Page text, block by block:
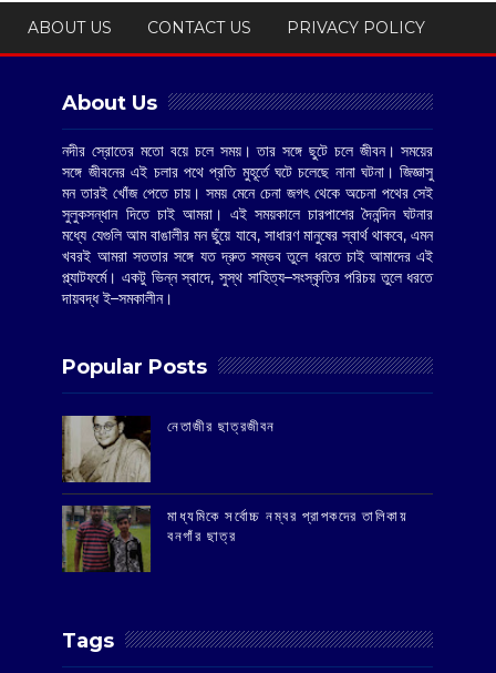
ABOUT US CONTACT US PRIVACY POLICY
About Us
নদীর স্রোতের মতো বয়ে চলে সময়। তার সঙ্গে ছুটে চলে জীবন। সময়ের
সঙ্গে জীবনের এই চলার পথে প্রতি মুহূর্তে ঘটে চলেছে নানা ঘটনা। জিজ্ঞাসু
মন তারই খোঁজ পেতে চায়। সময় মেনে চেনা জগৎ থেকে অচেনা পথের সেই
সুলুকসন্ধান দিতে চাই আমরা। এই সময়কালে চারপাশের দৈনন্দিন ঘটনার
মধ্যে যেগুলি আম বাঙালীর মন ছুঁয়ে যাবে, সাধারণ মানুষের স্বার্থ থাকবে, এমন
খবরই আমরা সততার সঙ্গে যত দ্রুত সম্ভব তুলে ধরতে চাই আমাদের এই
প্ল্যাটফর্মে। একটু ভিন্ন স্বাদে, সুস্থ সাহিত্য–সংস্কৃতির পরিচয় তুলে ধরতে
দায়বদ্ধ ই–সমকালীন।
Popular Posts
‌নেতাজীর ছাত্রজীবন
মাধ্যমিকে সর্বোচ্চ নম্বর প্রাপকদের তালিকায়
বনগাঁর ছাত্র
Tags